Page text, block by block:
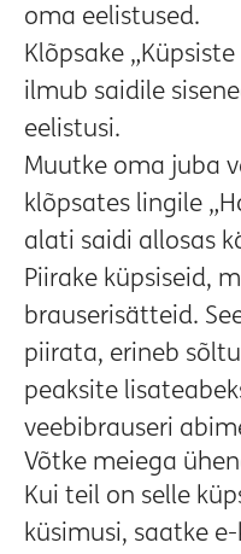
oma eelistused.
Klõpsake
ilmub saidile
eelistusi.
Muutke oma juba
klõpsates lingile
alati saidi allosas
Piirake küpsiseid,
brauserisätteid.
piirata, erineb
peaksite
veebibrauseri
Võtke meiega
Kui teil on selle
küsimusi, saatke